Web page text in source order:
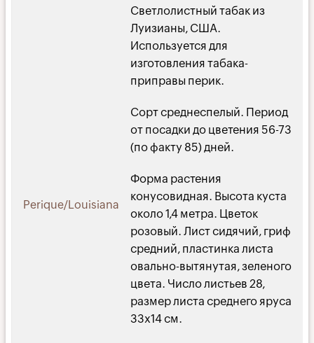
Perique/Louisiana
Светлолистный табак из
Луизианы, США.
Используется для
изготовления табака-
приправы перик.
Сорт среднеспелый. Период
от посадки до цветения 56-73
(по факту 85) дней.
Форма растения
конусовидная. Высота куста
около 1,4 метра. Цветок
розовый. Лист сидячий, гриф
средний, пластинка листа
овально-вытянутая, зеленого
цвета. Число листьев 28,
размер листа среднего яруса
33х14 см.